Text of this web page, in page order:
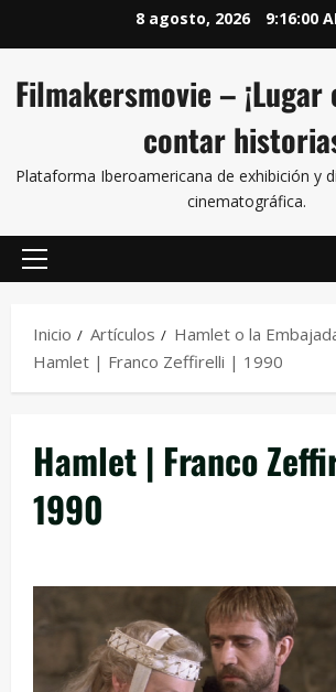
8 agosto, 2026 9:16:01
Filmakersmovie –
contar
Plataforma Iberoamericana de exhibición y
cinematográfica.
Inicio Artículos
Hamlet o la
Hamlet | Franco Zeffirelli | 1990
Hamlet | Franco
1990